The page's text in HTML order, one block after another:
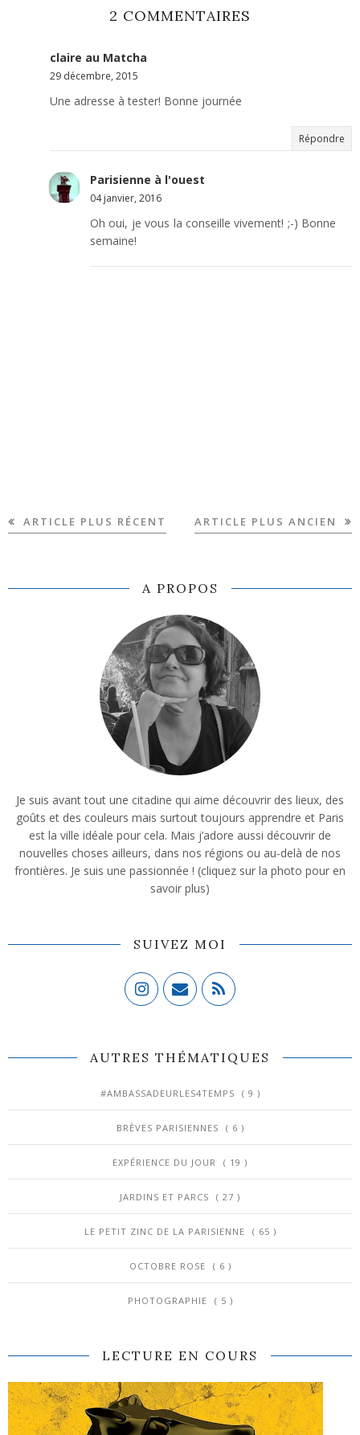
2 COMMENTAIRES
claire au Matcha
29 décembre, 2015
Une adresse à tester! Bonne journée
Répondre
Parisienne à l'ouest
04 janvier, 2016
Oh oui, je vous la conseille vivement! ;-) Bonne
semaine!
ARTICLE PLUS RÉCENT ARTICLE PLUS ANCIEN
A PROPOS
Je suis avant tout une citadine qui aime découvrir des lieux, des
goûts et des couleurs mais surtout toujours apprendre et Paris
est la ville idéale pour cela. Mais j’adore aussi découvrir de
nouvelles choses ailleurs, dans nos régions ou au-delà de nos
frontières. Je suis une passionnée ! (cliquez sur la photo pour en
savoir plus)
SUIVEZ MOI
AUTRES THÉMATIQUES
#AMBASSADEURLES4TEMPS ( 9 )
BRÈVES PARISIENNES ( 6 )
EXPÉRIENCE DU JOUR ( 19 )
JARDINS ET PARCS ( 27 )
LE PETIT ZINC DE LA PARISIENNE ( 65 )
OCTOBRE ROSE ( 6 )
PHOTOGRAPHIE ( 5 )
LECTURE EN COURS